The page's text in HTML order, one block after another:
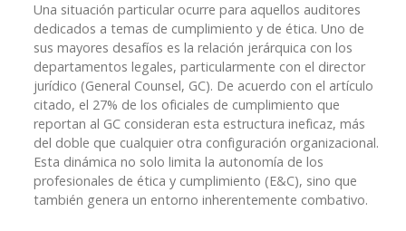
Una situación particular ocurre para aquellos auditores
dedicados a temas de cumplimiento y de ética. Uno de
sus mayores desafíos es la relación jerárquica con los
departamentos legales, particularmente con el director
jurídico (General Counsel, GC). De acuerdo con el artículo
citado, el 27% de los oficiales de cumplimiento que
reportan al GC consideran esta estructura ineficaz, más
del doble que cualquier otra configuración organizacional.
Esta dinámica no solo limita la autonomía de los
profesionales de ética y cumplimiento (E&C), sino que
también genera un entorno inherentemente combativo.